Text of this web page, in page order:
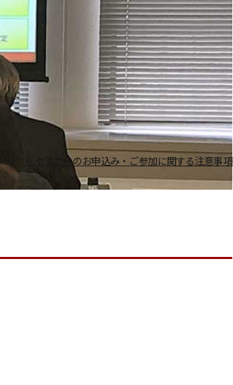
※ セミナーのお申込み・ご参加に関する注意事項